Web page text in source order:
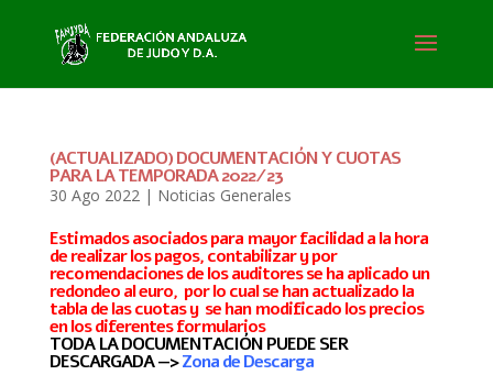
(ACTUALIZADO) DOCUMENTACIÓN Y CUOTAS
PARA LA TEMPORADA 2022/23
30 Ago 2022| Noticias Generales
Estimados asociados para mayor facilidad a la hora
de realizar los pagos, contabilizar y por
recomendaciones de los auditores se ha aplicado un
redondeo al euro, por lo cual se han actualizado la
tabla de las cuotas y se han modificado los precios
en los diferentes formularios
TODA LA DOCUMENTACIÓN PUEDE SER
DESCARGADA —>Zona de Descarga